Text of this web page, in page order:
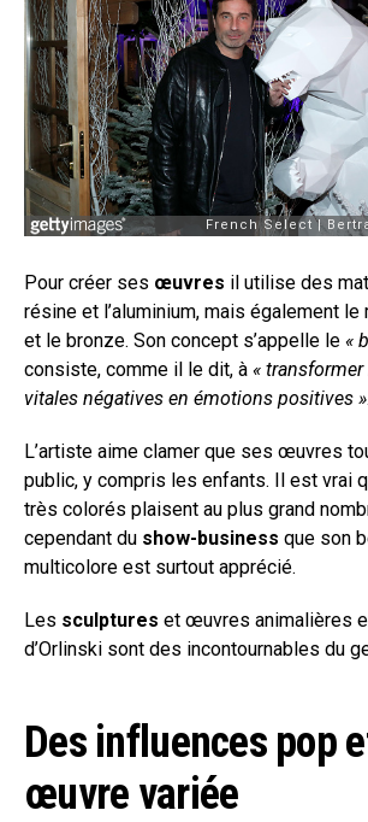
Pour créer ses œuvres il utilise des
résine et l’aluminium, mais également le
et le bronze. Son concept s’appelle le «
consiste, comme il le dit, à «
vitales négatives en émotions positives ».
L’artiste aime clamer que ses œuvres
public, y compris les enfants. Il est vrai
très colorés plaisent au plus grand
cependant du show-business que son
multicolore est surtout apprécié.
Les sculptures et œuvres animalières
d’Orlinski sont des incontournables du
Des influences pop
œuvre variée